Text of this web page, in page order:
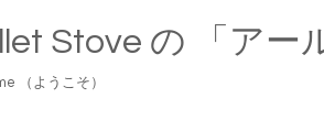
Stove の 「アー
（ようこそ）